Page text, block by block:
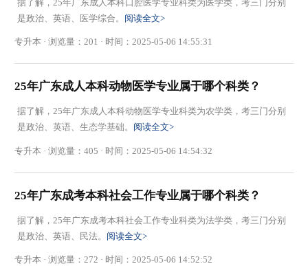
据了解，25年广东成人本科口腔医学专业科类为医学类，考三门分别
是政治、英语、医学综合。 阅读全文>
专升本 · 浏览量：201 · 时间：2025-05-06 14:55:31
25年广东成人本科动物医学专业属于哪个科类？
据了解，25年广东成人本科动物医学专业科类为农学类，考三门分别
是政治、英语、生态学基础。 阅读全文>
专升本 · 浏览量：405 · 时间：2025-05-06 14:54:32
25年广东成考本科社会工作专业属于哪个科类？
据了解，25年广东成考本科社会工作专业科类为法学类，考三门分别
是政治、英语、民法。 阅读全文>
专升本 · 浏览量：272 · 时间：2025-05-06 14:52:52